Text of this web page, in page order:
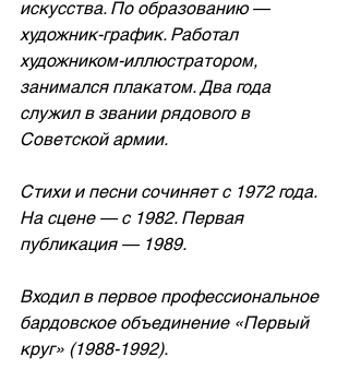
искусства. По образованию —
художник-график. Работал
художником-иллюстратором,
занимался плакатом. Два года
служил в звании рядового в
Советской армии.
Стихи и песни сочиняет с 1972 года.
На сцене — с 1982. Первая
публикация — 1989.
Входил в первое профессиональное
бардовское объединение «Первый
круг» (1988-1992).